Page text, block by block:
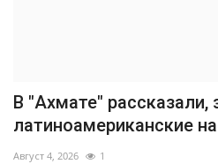
В "Ахмате" рассказали,
латиноамериканские
Август 4, 2026 1